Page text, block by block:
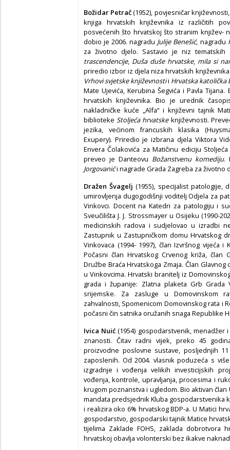
Božidar Petrač(1952), povjesničar
knjiga hrvatskih književnika iz različitih
posvećenih što hrvatskoj što stranim književ-
dobio je 2006. nagradu Julije Benešić, nagradu
za životno djelo. Sastavio je niz tematskih
trascendencije, Duša duše hrvatske, mila si
priredio izbor iz djela niza hrvatskih
Vrhovi svjetske književnostii Hrvatska katolička
Mate Ujevića, Kerubina Šegvića i Pavla
hrvatskih književnika. Bio je urednik
nakladničke kuće „Alfa“ i književni tajnik
biblioteke Stoljeća hrvatske književnosti.
jezika, većinom francuskih klasika
Exupery). Priredio je izbrana djela Viktora
Envera Čolakovića za Matičinu ediciju
preveo je Danteovu Božanstvenu komediju.
Jorgovanići nagrade Grada Zagreba za životno
Dražen Švagelj (1955), specijalist patologije,
umirovljenja dugogodišnji voditelj Odjela za
Vinkovci. Docent na Katedri za patologiju i
Sveučilišta J. J. Strossmayer u Osijeku (1990-
medicinskih radova i sudjelovao u izradbi
Zastupnik u Zastupničkom domu Hrvatskog
Vinkovaca (1994- 1997), član Izvršnog vijeća i
Počasni član Hrvatskog Crvenog križa, član
Družbe Braća Hrvatskoga Zmaja. Član
u Vinkovcima. Hrvatski branitelj iz
grada i županije: Zlatna plaketa Grb Grada
srijemske. Za zasluge u Domovinskom
zahvalnosti, Spomenicom Domovinskog rata i
počasni čin satnika oružanih snaga Republike
Ivica Nuić(1954) gospodarstvenik,
znanosti. Čitav radni vijek, preko 45
proizvodne poslovne sustave, posljednjih
zaposlenih. Od 2004. vlasnik poduzeća s
izgradnje i vođenja velikih investicijskih
vođenja, kontrole, upravljanja, procesima i
krugom poznanstva i ugledom. Bio aktivan
mandata predsjednik Kluba gospodarstvenika
i realizira oko 6% hrvatskog BDP-a. U Matici
gospodarstvo, gospodarski tajnik Matice
tijelima Zaklade FOHS, zaklada dobrotvora
hrvatskoj obavlja volonterski bez ikakve